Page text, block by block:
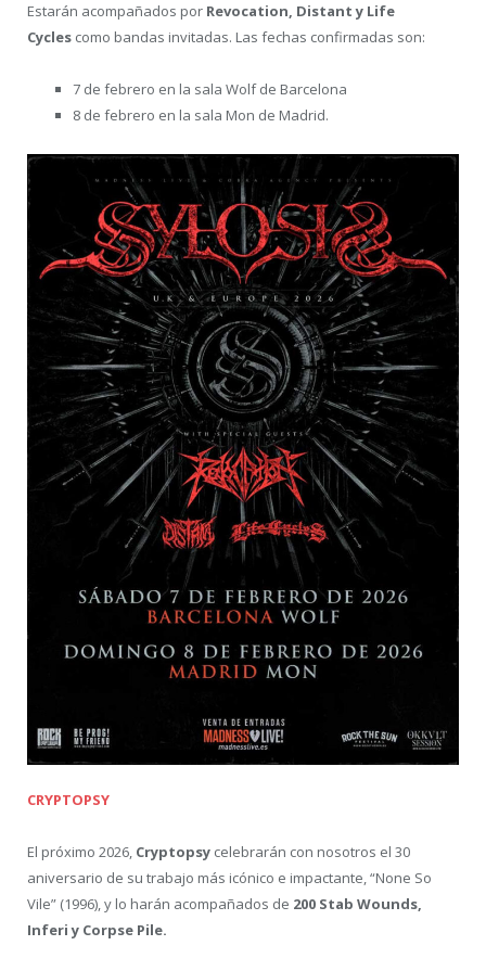
Estarán acompañados por Revocation, Distant y Life
Cycles como bandas invitadas. Las fechas confirmadas son:
7 de febrero en la sala Wolf de Barcelona
8 de febrero en la sala Mon de Madrid.
CRYPTOPSY
El próximo 2026, Cryptopsy celebrarán con nosotros el 30
aniversario de su trabajo más icónico e impactante, “None So
Vile” (1996), y lo harán acompañados de 200 Stab Wounds,
Inferi y Corpse Pile.